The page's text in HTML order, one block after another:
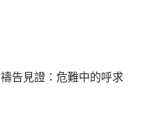
禱告見證：危難中的呼求